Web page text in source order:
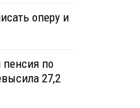
оперу и
по
27,2